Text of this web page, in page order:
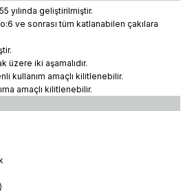
yılında geliştirilmiştir.
ve sonrası tüm katlanabilen çakılara
üzere iki aşamalıdır.
kullanım amaçlı kilitlenebilir.
amaçlı kilitlenebilir.